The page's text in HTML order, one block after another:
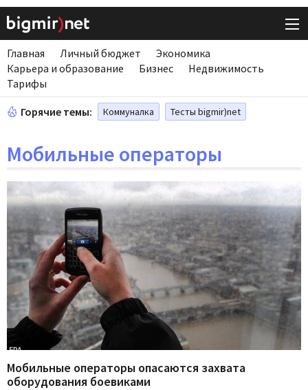
Главная Личный бюджет
Экономика
Карьера и образование
Бизнес
Недвижимость
Тарифы
Горячие темы: Коммуналка Тесты bigmir)net
Мобильные операторы
Мобильные операторы опасаются захвата
оборудования боевиками